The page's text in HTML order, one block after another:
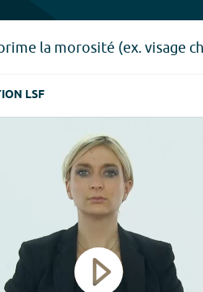
la morosité (ex. visage
LSF
Play